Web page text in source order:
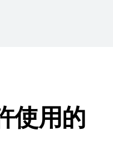
使用的